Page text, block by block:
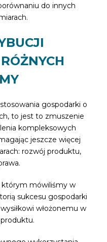
do innych
gospodarki o
to jest to zmuszenie
kompleksowych
jeszcze więcej
rozwój produktu,
którym mówiliśmy w
sukcesu gospodarki
włożonemu w